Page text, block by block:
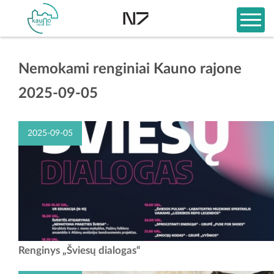
Nemokami renginiai Kauno rajone
2025-09-05
2025-09-05
Kai sutemsta, ateina metas šviesai... Kai šviesa kalbasi su laiku -
Renginys „Šviesų dialogas“